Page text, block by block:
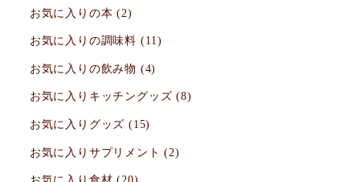
お気に入りの本 (2)
お気に入りの調味料 (11)
お気に入りの飲み物 (4)
お気に入りキッチングッズ (8)
お気に入りグッズ (15)
お気に入りサプリメント (2)